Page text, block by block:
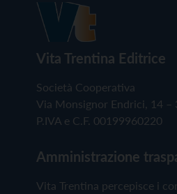
Vita Trentina Editrice
Società Cooperativa
Via Monsignor Endrici, 14 –
P.IVA e C.F. 00199960220
Amministrazione
Vita Trentina percepisce i